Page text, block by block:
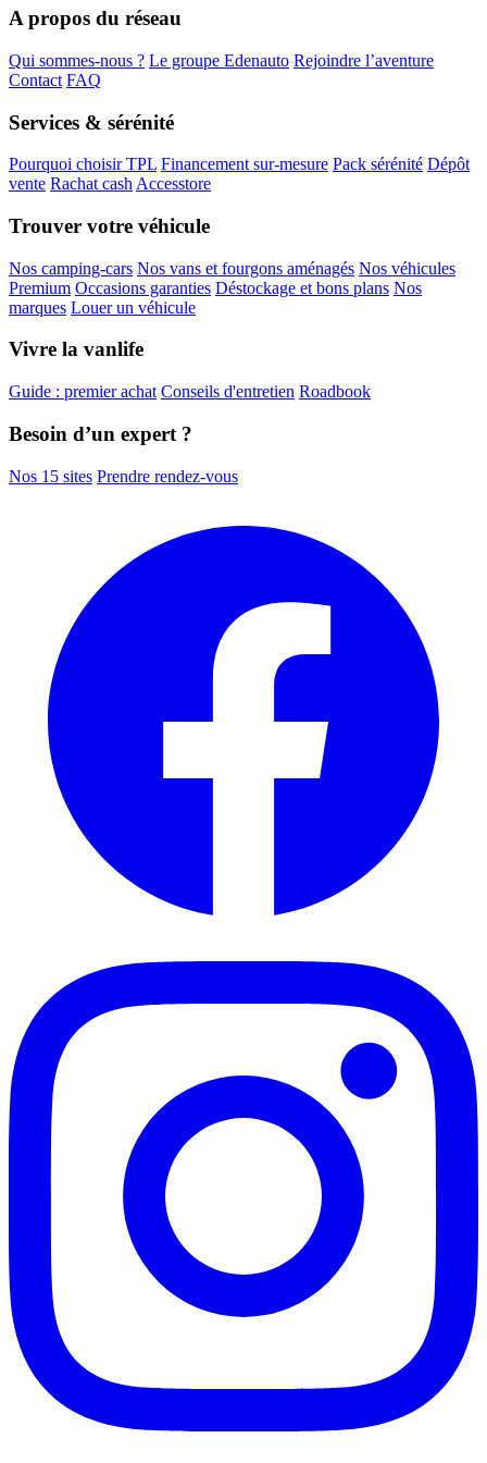
A propos du réseau
Qui sommes-nous ? Le groupe Edenauto Rejoindre l’aventure
Contact FAQ
Services & sérénité
Pourquoi choisir TPL Financement sur-mesure Pack sérénité Dépôt
vente Rachat cash Accesstore
Trouver votre véhicule
Nos camping-cars Nos vans et fourgons aménagés Nos véhicules
Premium Occasions garanties Déstockage et bons plans Nos
marques Louer un véhicule
Vivre la vanlife
Guide : premier achat Conseils d'entretien Roadbook
Besoin d’un expert ?
Nos 15 sites Prendre rendez-vous